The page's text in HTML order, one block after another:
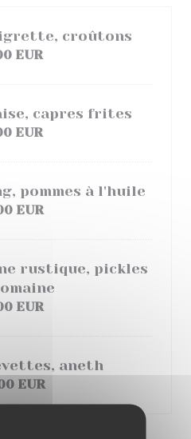
croûtons
EUR
capres frites
EUR
pommes à l'huile
EUR
rustique, pickles
EUR
aneth
EUR